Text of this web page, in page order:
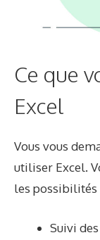
Ce que
Excel
Vous vous
utiliser Excel.
les possibilités
Suivi